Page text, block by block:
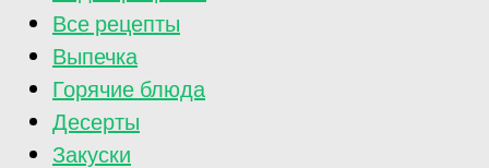
Все рецепты
Выпечка
Горячие блюда
Десерты
Закуски